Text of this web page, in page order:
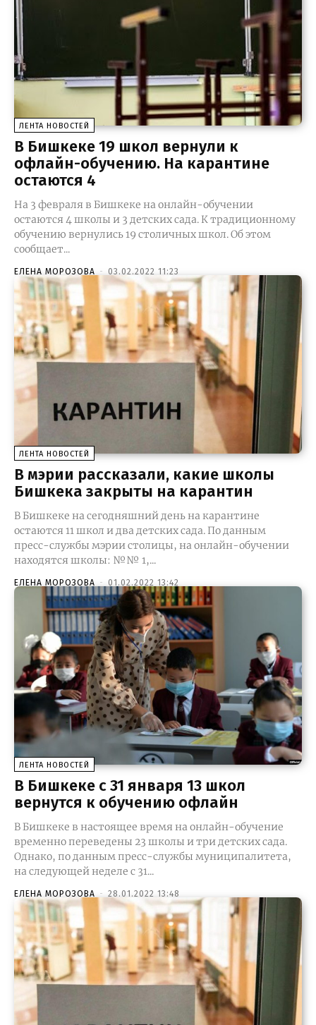
ЛЕНТА НОВОСТЕЙ
В Бишкеке 19 школ вернули к
офлайн-обучению. На карантине
остаются 4
На 3 февраля в Бишкеке на онлайн-обучении
остаются 4 школы и 3 детских сада. К традиционному
обучению вернулись 19 столичных школ. Об этом
сообщает...
ЕЛЕНА МОРОЗОВА - 03.02.2022 11:23
ЛЕНТА НОВОСТЕЙ
В мэрии рассказали, какие школы
Бишкека закрыты на карантин
В Бишкеке на сегодняшний день на карантине
остаются 11 школ и два детских сада. По данным
пресс-службы мэрии столицы, на онлайн-обучении
находятся школы: №№ 1,...
ЕЛЕНА МОРОЗОВА - 01.02.2022 13:42
ЛЕНТА НОВОСТЕЙ
В Бишкеке с 31 января 13 школ
вернутся к обучению офлайн
В Бишкеке в настоящее время на онлайн-обучение
временно переведены 23 школы и три детских сада.
Однако, по данным пресс-службы муниципалитета,
на следующей неделе с 31...
ЕЛЕНА МОРОЗОВА - 28.01.2022 13:48